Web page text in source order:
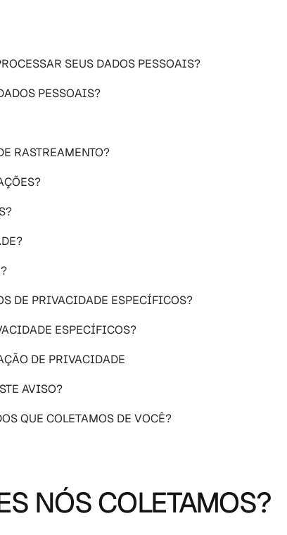
SEUS DADOS PESSOAIS?
PESSOAIS?
RASTREAMENTO?
DE PRIVACIDADE ESPECÍFICOS?
ESPECÍFICOS?
DE PRIVACIDADE
AVISO?
QUE COLETAMOS DE VOCÊ?
NÓS COLETAMOS?